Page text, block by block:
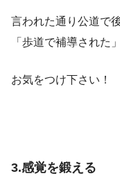
言われた通り公道で
「歩道で補導された
お気をつけ下さい！
3.感覚を鍛える